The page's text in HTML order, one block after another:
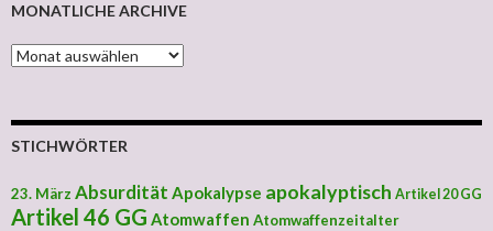
MONATLICHE ARCHIVE
MONATLICHE ARCHIVE
STICHWÖRTER
23. März Absurdität Apokalypse apokalyptisch Artikel 20 GG
Artikel 46 GG Atomwaffen Atomwaffenzeitalter